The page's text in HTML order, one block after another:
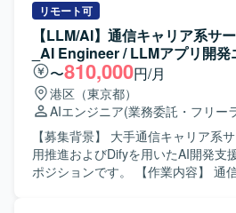
す。クライアントとのコミュニケー
課題を整理し、柔軟かつ主体的に
です。 【ポジションの魅力】 大手通信キャリア系サービス
において、生成AIやLLMを活用した
に深く関わることができるポジショ
キュリティ要件などの制約がある中
に向けた技術検証や課題解決に取り
知見を蓄積できます。Difyをはじめ
ルや評価手法を活用しながら、AI
ルを高めていただけます。 【開発環境】 Difyや各種LLMを
動開発の実現に向けた技術検証や課
ます。 想定される具体的な作業と
築、AI/LLMアプリケーションの開
価、既存プロジェクトの引き継ぎお
アントの運用に沿ったプロジェクト
【求める人物像】 AI/LLM領域の技
ち、自走してキャッチアップできる
制約条件が多い環境下でも主体的
く解決に取り組める方です。 クラ
にコミュニケーションを取りながら
リモート可
【LLM/AI】通信キャリア系サ
_AI Engineer / LLMアプリ開
〜810,000円/月
港区（東京都）
AIエンジニア(業務委託・フリー
【募集背景】 大手通信キャリア系
用推進およびDifyを用いたAI開発支
ポジションです。 【作業内容】 通信キャリア系サービスに